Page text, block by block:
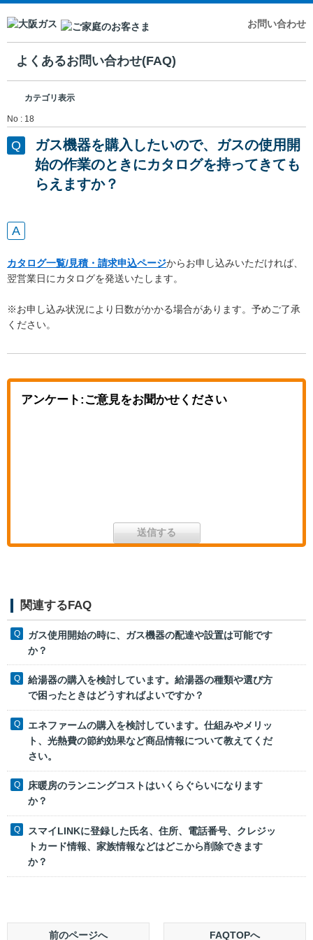
お問い合わせ
よくあるお問い合わせ(FAQ)
カテゴリ表示
No : 18
ガス機器を購入したいので、ガスの使用開
始の作業のときにカタログを持ってきても
らえますか？
カタログ一覧/見積・請求申込ページからお申し込みいただければ、
翌営業日にカタログを発送いたします。
※お申し込み状況により日数がかかる場合があります。予めご了承
ください。
アンケート:ご意見をお聞かせください
関連するFAQ
ガス使用開始の時に、ガス機器の配達や設置は可能です
か？
給湯器の購入を検討しています。給湯器の種類や選び方
で困ったときはどうすればよいですか？
エネファームの購入を検討しています。仕組みやメリッ
ト、光熱費の節約効果など商品情報について教えてくだ
さい。
床暖房のランニングコストはいくらぐらいになります
か？
スマイLINKに登録した氏名、住所、電話番号、クレジッ
トカード情報、家族情報などはどこから削除できます
か？
前のページへ FAQTOPへ